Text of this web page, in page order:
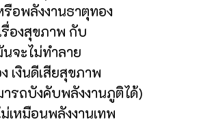
อพลังงานธาตุทอง
รื่องสุขภาพ กับ
จะไม่ทำลาย
เงินดีเสียสุขภาพ
รถบังคับพลังงานภูติได้)
เหมือนพลังงานเทพ